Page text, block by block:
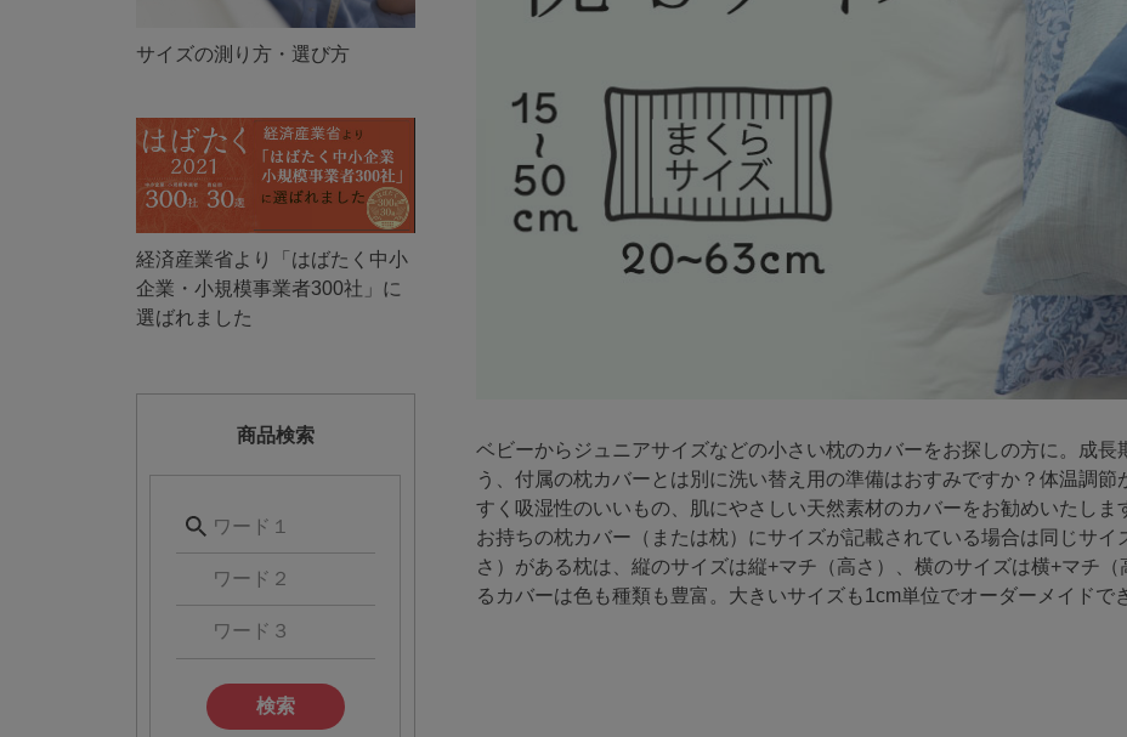
サイズの測り方・選び方
経済産業省より「はばたく中小
企業・小規模事業者300社」に
選ばれました
商品検索
検索
ベビーからジュニアサイズなどの小さい枕のカバーをお探しの方に。成長
う、付属の枕カバーとは別に洗い替え用の準備はおすみですか？体温調
すく吸湿性のいいもの、肌にやさしい天然素材のカバーをお勧めいたしま
お持ちの枕カバー（または枕）にサイズが記載されている場合は同じサ
さ）がある枕は、縦のサイズは縦+マチ（高さ）、横のサイズは横+マチ
るカバーは色も種類も豊富。大きいサイズも1cm単位でオーダーメイドで